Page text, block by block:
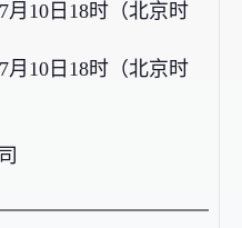
月10日18时（北京时
月10日18时（北京时